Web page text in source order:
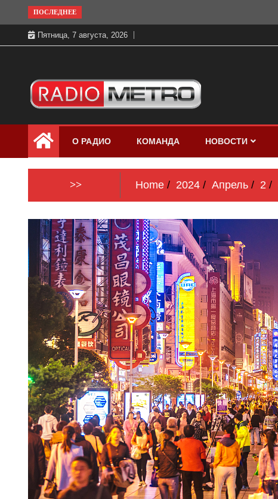
to
content
ПОСЛЕДНЕЕ
Пятница, 7 августа, 2026
Радио МЕТРО
бесплатно в хорошем качестве Санкт-
Петербург и Россия
О РАДИО КОМАНДА НОВОСТИ
>> Home 2024 Апрель 2